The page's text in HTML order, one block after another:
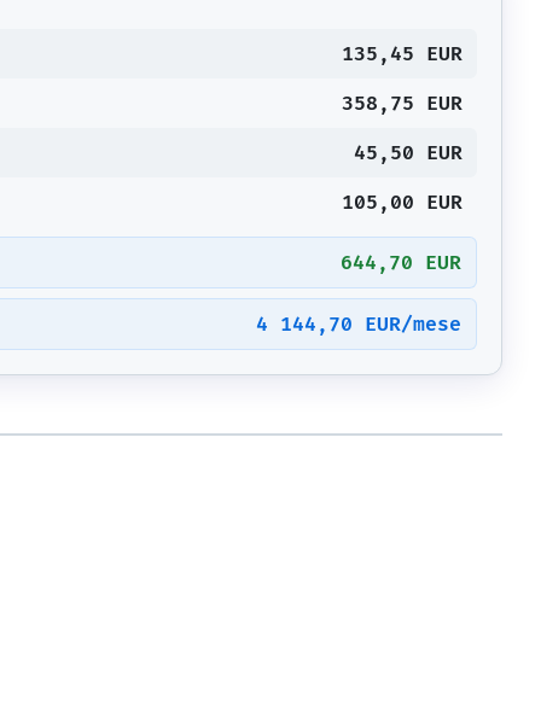
135,45 EUR
358,75 EUR
45,50 EUR
105,00 EUR
644,70 EUR
4 144,70 EUR/mese